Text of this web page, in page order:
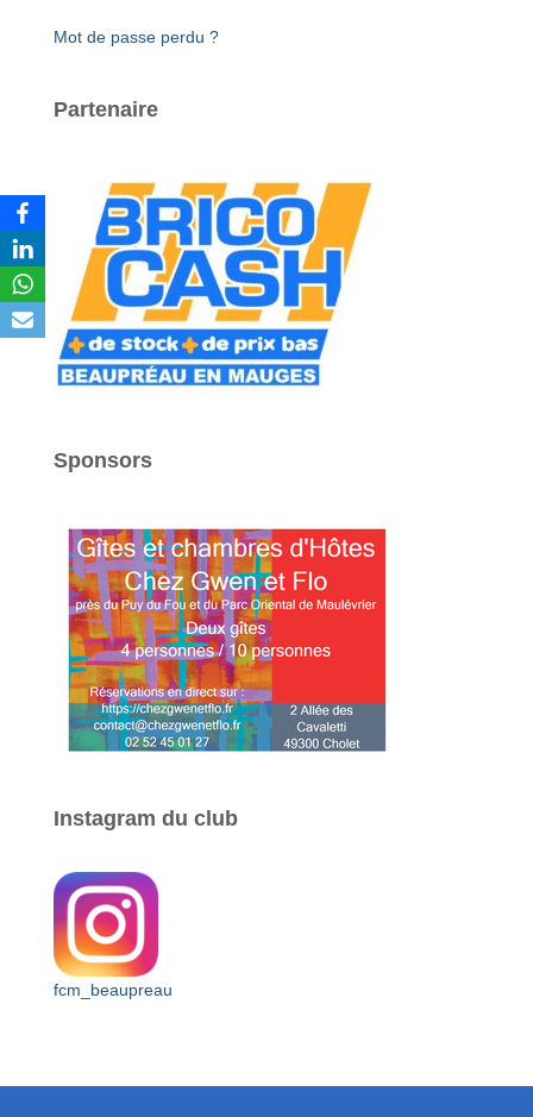
Mot de passe perdu ?
Partenaire
Sponsors
Instagram du club
fcm_beaupreau